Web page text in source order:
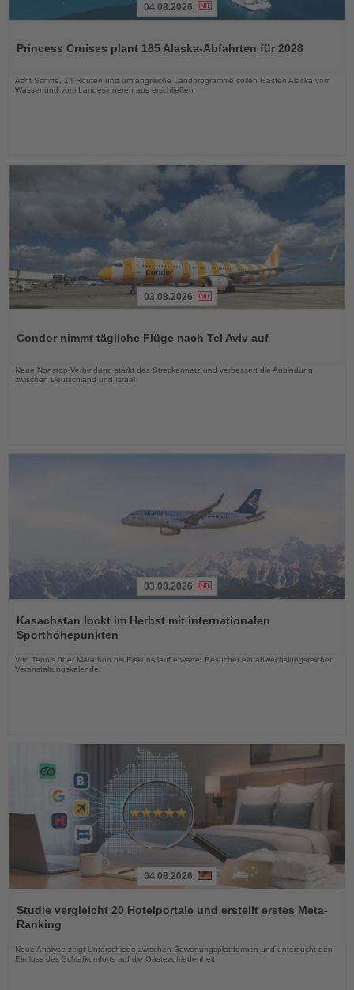
die
04.08.2026
Princess Cruises plant 185 Alaska-Abfahrten für 2028
Acht Schiffe, 14 Routen und umfangreiche Landprogramme sollen Gästen Alaska vom
Wasser und vom Landesinneren aus erschließen
die
03.08.2026
Condor nimmt tägliche Flüge nach Tel Aviv auf
Neue Nonstop-Verbindung stärkt das Streckennetz und verbessert die Anbindung
zwischen Deutschland und Israel
Sie
die
Nachrichten
03.08.2026
Kasachstan lockt im Herbst mit internationalen
Sporthöhepunkten
Von Tennis über Marathon bis Eiskunstlauf erwartet Besucher ein abwechslungsreicher
Veranstaltungskalender
Sie
die
Nachrichten
04.08.2026
Studie vergleicht 20 Hotelportale und erstellt erstes Meta-
Ranking
Neue Analyse zeigt Unterschiede zwischen Bewertungsplattformen und untersucht den
Einfluss des Schlafkomforts auf die Gästezufriedenheit